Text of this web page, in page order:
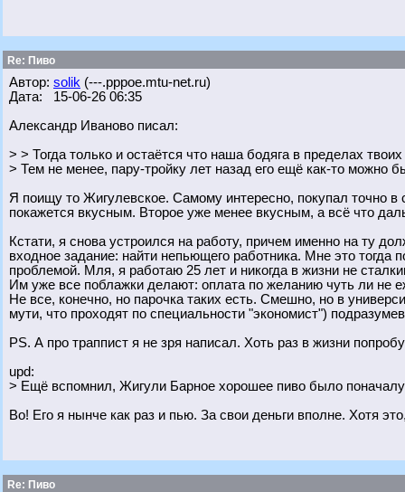
Re: Пиво
Автор: solik (---.pppoe.mtu-net.ru)
Дата: 15-06-26 06:35
Александр Иваново писал:
> > Тогда только и остаётся что наша бодяга в пределах
> Тем не менее, пару-тройку лет назад его ещё как-то можно
Я поищу то Жигулевское. Самому интересно, покупал точно
покажется вкусным. Второе уже менее вкусным, а всё что
Кстати, я снова устроился на работу, причем именно на ту
входное задание: найти непьющего работника. Мне это тогда
проблемой. Мля, я работаю 25 лет и никогда в жизни не
Им уже все поблажки делают: оплата по желанию чуть ли не
Не все, конечно, но парочка таких есть. Смешно, но в
мути, что проходят по специальности "экономист")
PS. А про траппист я не зря написал. Хоть раз в жизни
upd:
> Ещё вспомнил, Жигули Барное хорошее пиво было
Во! Его я нынче как раз и пью. За свои деньги вполне. Хотя
Re: Пиво